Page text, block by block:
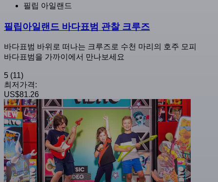
필립 아일랜드
필립아일랜드 바다표범 관찰 크루즈
바다표범 바위로 떠나는 크루즈로 수천 마리의 호주 모피
바다표범을 가까이에서 만나보세요
5 (11)
최저가격:
US$81.26